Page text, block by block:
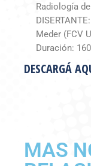
Radiología
Meder (FCV
Duración:
DESCARGÁ
MAS